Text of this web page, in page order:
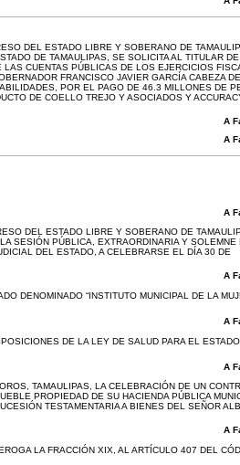
DEL ESTADO LIBRE Y SOBERANO DE
DE TAMAULIPAS, SE SOLICITA AL TITULAR
LAS CUENTAS PÚBLICAS DE LOS EJERCICIOS
FRANCISCO JAVIER GARCÍA CABEZA
POR EL PAGO DE 46.3 MILLONES DE
DE COELLO TREJO Y ASOCIADOS Y
A
A
A
DEL ESTADO LIBRE Y SOBERANO DE
SESIÓN PÚBLICA, EXTRAORDINARIA Y SOLEMNE
DEL ESTADO, A CELEBRARSE EL DÍA 30 DE
A
DENOMINADO “INSTITUTO MUNICIPAL DE LA
A
DE LA LEY DE SALUD PARA EL
A
TAMAULIPAS, LA CELEBRACIÓN DE UN
PROPIEDAD DE SU HACIENDA PÚBLICA
TESTAMENTARIA A BIENES DEL SEÑOR
A
LA FRACCIÓN XIX, AL ARTÍCULO 407 DEL